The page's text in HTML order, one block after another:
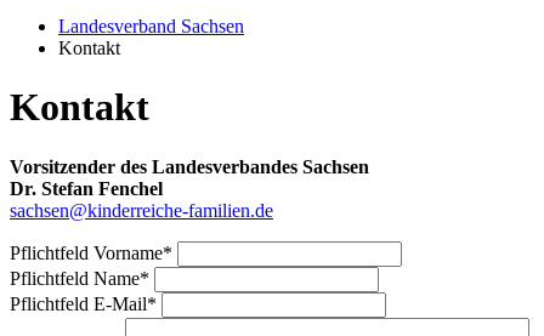
Landesverband Sachsen
Kontakt
Kontakt
Vorsitzender des Landesverbandes Sachsen
Dr. Stefan Fenchel
sachsen@kinderreiche-familien.de
Pflichtfeld Vorname*
Pflichtfeld Name*
Pflichtfeld E-Mail*